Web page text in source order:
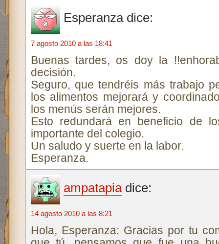
Esperanza dice:
7 agosto 2010 a las 18:41
Buenas tardes, os doy la
decisión.
Seguro, que tendréis más trabajo
los alimentos mejorará y
los menús serán mejores.
Esto redundará en beneficio de
importante del colegio.
Un saludo y suerte en la labor.
Esperanza.
ampatapia dice:
14 agosto 2010 a las 8:21
Hola, Esperanza: Gracias por tu